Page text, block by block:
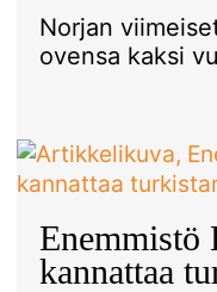
Norjan
ovensa kaksi
Enemmistö
kannattaa